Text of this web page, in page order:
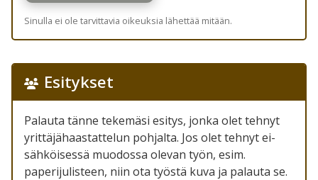
Sinulla ei ole tarvittavia oikeuksia lähettää mitään.
Esitykset
Palauta tänne tekemäsi esitys, jonka olet tehnyt
yrittäjähaastattelun pohjalta. Jos olet tehnyt ei-
sähköisessä muodossa olevan työn, esim.
paperijulisteen, niin ota työstä kuva ja palauta se.